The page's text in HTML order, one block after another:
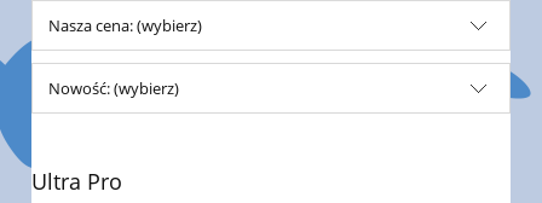
Nasza cena: (wybierz)
Nowość: (wybierz)
Ultra Pro